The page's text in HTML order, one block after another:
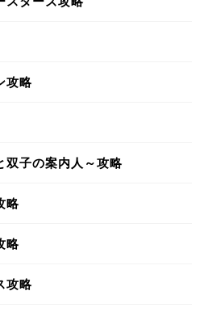
攻略
双子の案内人～攻略
略
略
攻略